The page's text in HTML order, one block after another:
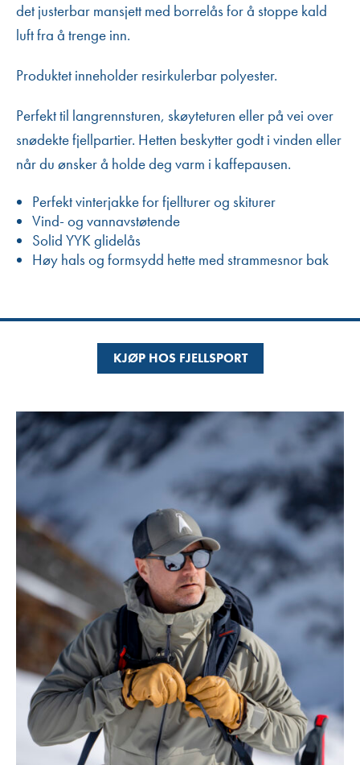
det justerbar mansjett med borrelås for å stoppe kald
luft fra å trenge inn.
Produktet inneholder resirkulerbar polyester.
Perfekt til langrennsturen, skøyteturen eller på vei over
snødekte fjellpartier. Hetten beskytter godt i vinden eller
når du ønsker å holde deg varm i kaffepausen.
Perfekt vinterjakke for fjellturer og skiturer
Vind- og vannavstøtende
Solid YYK glidelås
Høy hals og formsydd hette med strammesnor bak
KJØP HOS FJELLSPORT